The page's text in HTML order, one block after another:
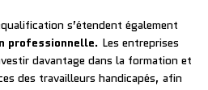
s’étendent également
professionnelle. Les entreprises
davantage dans la formation et
des travailleurs handicapés, afin